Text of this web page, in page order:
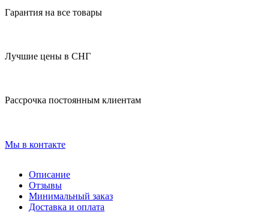
Гарантия на все товары
Лучшие цены в СНГ
Рассрочка постоянным клиентам
Мы в контакте
Описание
Отзывы
Минимальный заказ
Доставка и оплата